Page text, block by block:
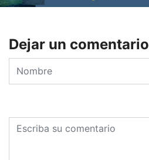
Dejar un comentario